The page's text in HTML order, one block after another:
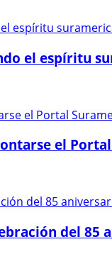
el espíritu
el
del 85